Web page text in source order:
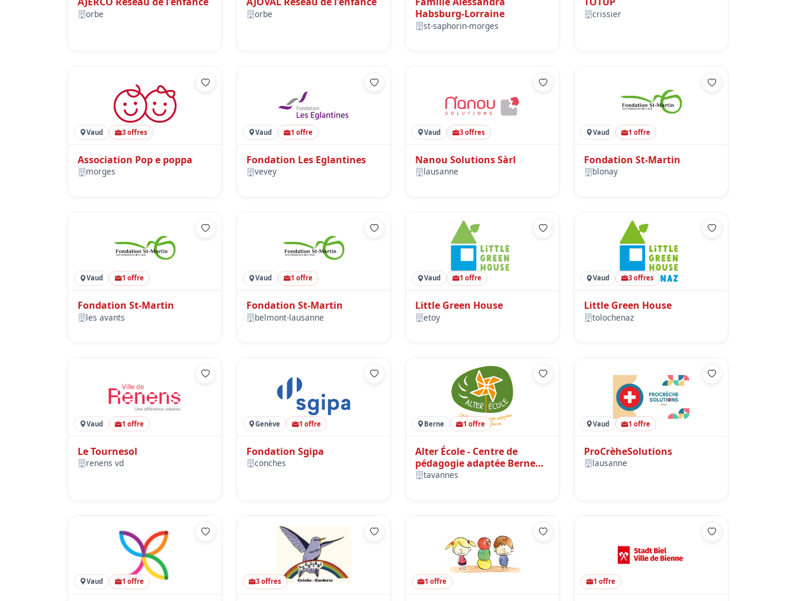
orbe orbe
Habsburg-Lorraine
st-saphorin-morges
crissier
Vaud 3 offres
Association Pop e poppa
morges
Vaud 1 offre
Fondation Les Eglantines
vevey
Vaud 3 offres
Nanou Solutions Sàrl
lausanne
Vaud 1 offre
Fondation St-Martin
blonay
Vaud 1 offre
Fondation St-Martin
les avants
Vaud 1 offre
Fondation St-Martin
belmont-lausanne
Vaud 1 offre
Little Green House
etoy
Vaud 3 offres
Little Green House
tolochenaz
Vaud 1 offre
Le Tournesol
renens vd
Genève 1 offre
Fondation Sgipa
conches
Berne 1 offre
Alter École - Centre de
pédagogie adaptée Berne
francophone
tavannes
Vaud 1 offre
ProCrèheSolutions
lausanne
Vaud 1 offre 3 offres 1 offre 1 offre